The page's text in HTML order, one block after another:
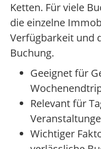
Ketten. Für viele
die einzelne
Verfügbarkeit und
Buchung.
Geeignet für
Relevant für
Wichtiger